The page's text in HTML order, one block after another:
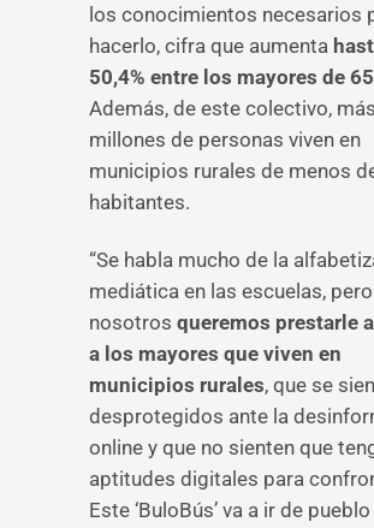
los conocimientos necesarios
hacerlo, cifra que aumenta
50,4% entre los mayores de
Además, de este colectivo,
millones de personas viven en
municipios rurales de menos
habitantes.
“Se habla mucho de la
mediática en las escuelas, pero
nosotros queremos prestarle
a los mayores que viven en
municipios rurales, que se
desprotegidos ante la
online y que no sienten que
aptitudes digitales para
Este ‘BuloBús’ va a ir de